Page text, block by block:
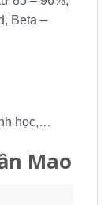
Beta –
học,…
Mao